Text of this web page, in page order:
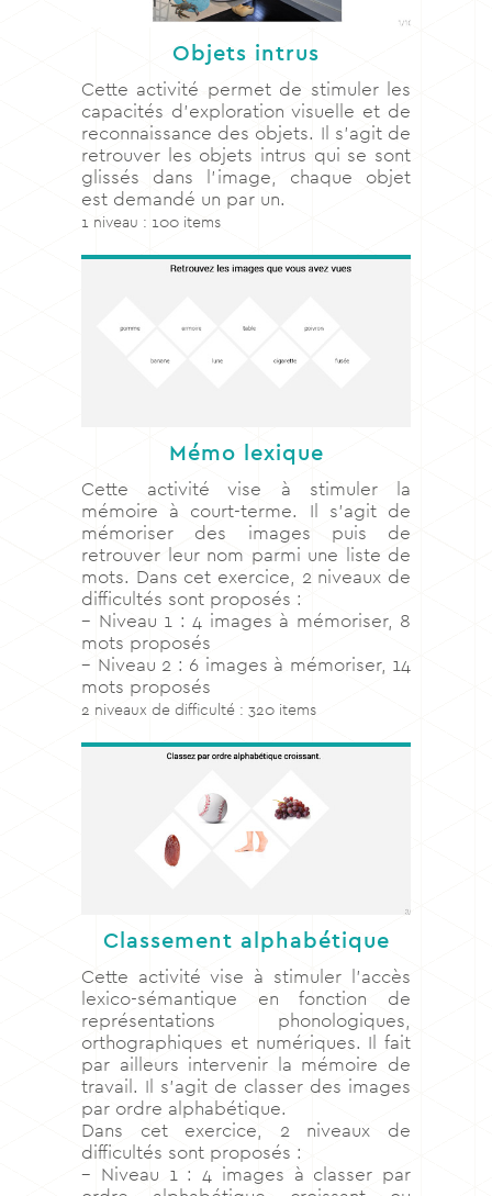
Objets intrus
Cette activité permet de stimuler les
capacités d’exploration visuelle et de
reconnaissance des objets. Il s’agit de
retrouver les objets intrus qui se sont
glissés dans l’image, chaque objet
est demandé un par un.
1 niveau : 100 items
Mémo lexique
Cette activité vise à stimuler la
mémoire à court-terme. Il s’agit de
mémoriser des images puis de
retrouver leur nom parmi une liste de
mots. Dans cet exercice, 2 niveaux de
difficultés sont proposés :
– Niveau 1 : 4 images à mémoriser, 8
mots proposés
– Niveau 2 : 6 images à mémoriser, 14
mots proposés
2 niveaux de difficulté : 320 items
Classement alphabétique
Cette activité vise à stimuler l’accès
lexico-sémantique en fonction de
représentations phonologiques,
orthographiques et numériques. Il fait
par ailleurs intervenir la mémoire de
travail. Il s’agit de classer des images
par ordre alphabétique.
Dans cet exercice, 2 niveaux de
difficultés sont proposés :
– Niveau 1 : 4 images à classer par